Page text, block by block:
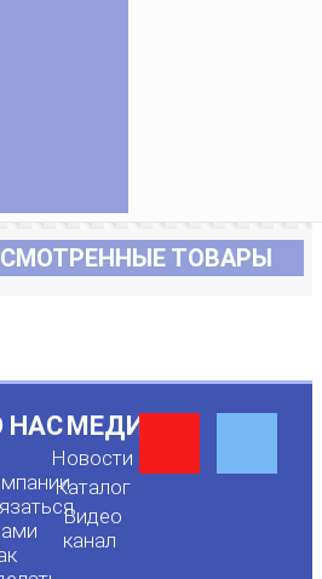
ТОВАРЫ
НАСМЕДИА
Новости
Каталог
Видео
канал